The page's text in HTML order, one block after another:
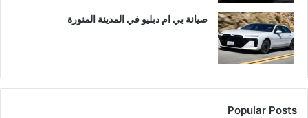
صيانة بي ام دبليو في المدينة المنورة
Popular Posts